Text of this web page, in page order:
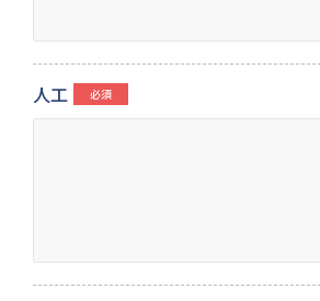
人工